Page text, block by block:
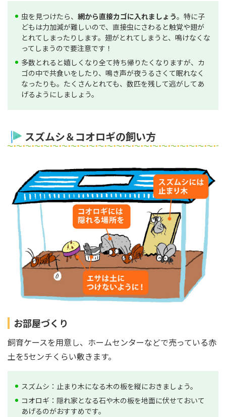
虫を見つけたら、 網から直接カゴに入れましょう。特に子
どもは力加減が難しいので、直接虫にさわると触覚や翅が
とれてしまったりします。翅がとれてしまうと、鳴けなくな
ってしまうので要注意です！
多数とれると嬉しくなり全て持ち帰りたくなりますが、カ
ゴの中で共食いをしたり、鳴き声が夜うるさくて眠れなく
なったりも。たくさんとれても、数匹を残して逃がしてあ
げるようにしましょう。
スズムシ＆コオロギの飼い方
お部屋づくり
飼育ケースを用意し、ホームセンターなどで売っている赤
土を5センチくらい敷きます。
スズムシ：止まり木になる木の板を縦におきましょう。
コオロギ：隠れ家となる石や木の板を地面に伏せておいて
あげるのがおすすめです。